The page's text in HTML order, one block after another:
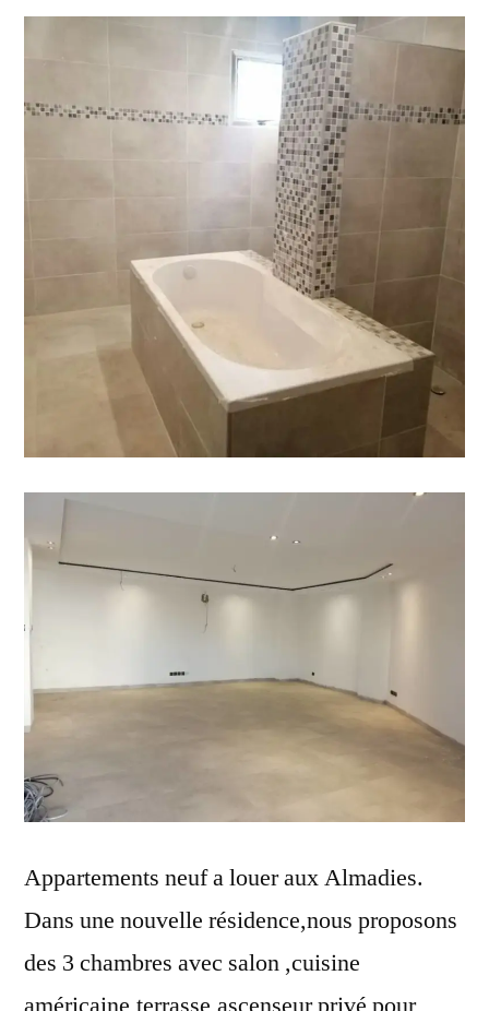
Appartements neuf a louer aux Almadies.
Dans une nouvelle résidence,nous proposons
des 3 chambres avec salon ,cuisine